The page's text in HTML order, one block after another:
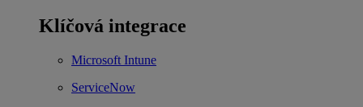
Klíčová integrace
Microsoft Intune
ServiceNow